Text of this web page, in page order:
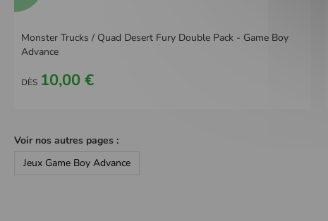
Monster Trucks / Quad Desert Fury Double Pack - Game Boy
Advance
DÈS 10,00 €
Voir nos autres pages :
Jeux Game Boy Advance